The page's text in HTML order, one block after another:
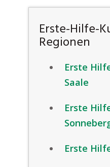
Erste-Hilfe-
Regionen
Erste
Saale
Erste
Erste